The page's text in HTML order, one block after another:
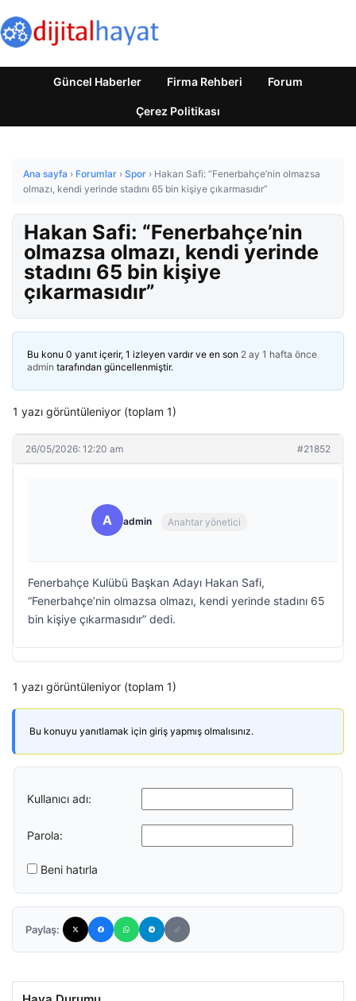
Güncel Haberler Firma Rehberi Forum
Çerez Politikası
Ana sayfa › Forumlar › Spor › Hakan Safi: “Fenerbahçe’nin olmazsa
olmazı, kendi yerinde stadını 65 bin kişiye çıkarmasıdır”
Hakan Safi: “Fenerbahçe’nin
olmazsa olmazı, kendi yerinde
stadını 65 bin kişiye
çıkarmasıdır”
Bu konu 0 yanıt içerir, 1 izleyen vardır ve en son 2 ay 1 hafta önce
admin tarafından güncellenmiştir.
1 yazı görüntüleniyor (toplam 1)
26/05/2026: 12:20 am #21852
A admin Anahtar yönetici
Fenerbahçe Kulübü Başkan Adayı Hakan Safi,
“Fenerbahçe’nin olmazsa olmazı, kendi yerinde stadını 65
bin kişiye çıkarmasıdır” dedi.
1 yazı görüntüleniyor (toplam 1)
Bu konuyu yanıtlamak için giriş yapmış olmalısınız.
Kullanıcı adı:
Parola:
Beni hatırla
Paylaş: